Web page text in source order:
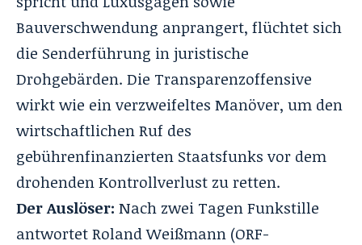
Bauverschwendung anprangert, flüchtet sich
die Senderführung in juristische
Drohgebärden. Die Transparenzoffensive
wirkt wie ein verzweifeltes Manöver, um den
wirtschaftlichen Ruf des
gebührenfinanzierten Staatsfunks vor dem
drohenden Kontrollverlust zu retten.
Der Auslöser: Nach zwei Tagen Funkstille
antwortet Roland Weißmann (ORF-